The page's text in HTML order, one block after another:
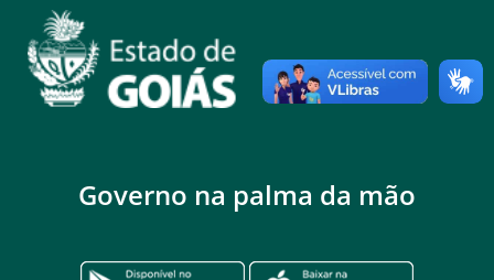
Governo na palma da mão